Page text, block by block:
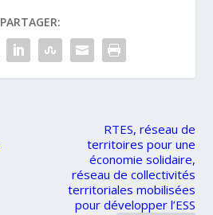
PARTAGER:
RTES, réseau de
territoires pour une
économie solidaire,
réseau de collectivités
territoriales mobilisées
pour développer l’ESS